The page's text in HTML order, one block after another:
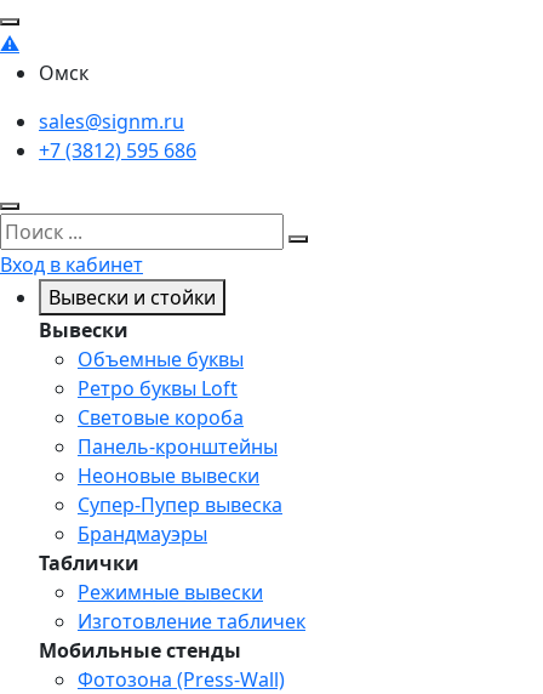
Омск
sales@signm.ru
+7 (3812) 595 686
Вход в кабинет
Вывески и стойки
Вывески
Объемные буквы
Ретро буквы Loft
Световые короба
Панель-кронштейны
Неоновые вывески
Супер-Пупер вывеска
Брандмауэры
Таблички
Режимные вывески
Изготовление табличек
Мобильные стенды
Фотозона (Press-Wall)